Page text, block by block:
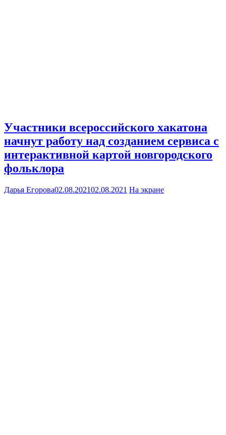
Участники всероссийского хакатона
начнут работу над созданием сервиса с
интерактивной картой новгородского
фольклора
Дарья Егорова02.08.202102.08.2021 На экране